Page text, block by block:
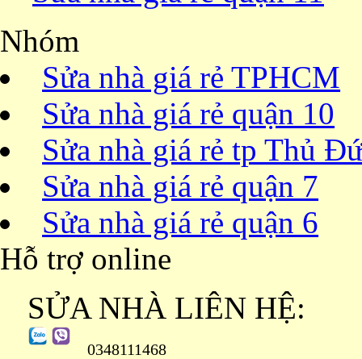
Nhóm
Sửa nhà giá rẻ TPHCM
Sửa nhà giá rẻ quận 10
Sửa nhà giá rẻ tp Thủ
Sửa nhà giá rẻ quận 7
Sửa nhà giá rẻ quận 6
Hỗ trợ online
SỬA NHÀ LIÊN HỆ:
0348111468